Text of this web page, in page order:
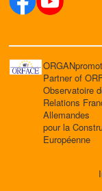
Partner of
Observatoire
Relations
Allemandes
pour la
Européenne